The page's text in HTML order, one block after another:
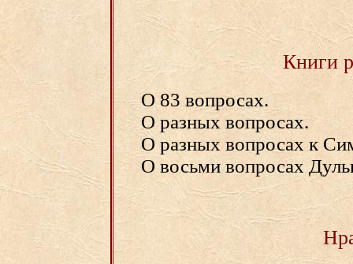
Книги
О 83 вопросах.
О разных вопросах.
О разных вопросах к
О восьми вопросах